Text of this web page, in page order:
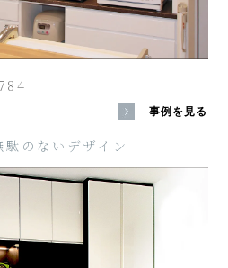
事例を見る
のないデザイン